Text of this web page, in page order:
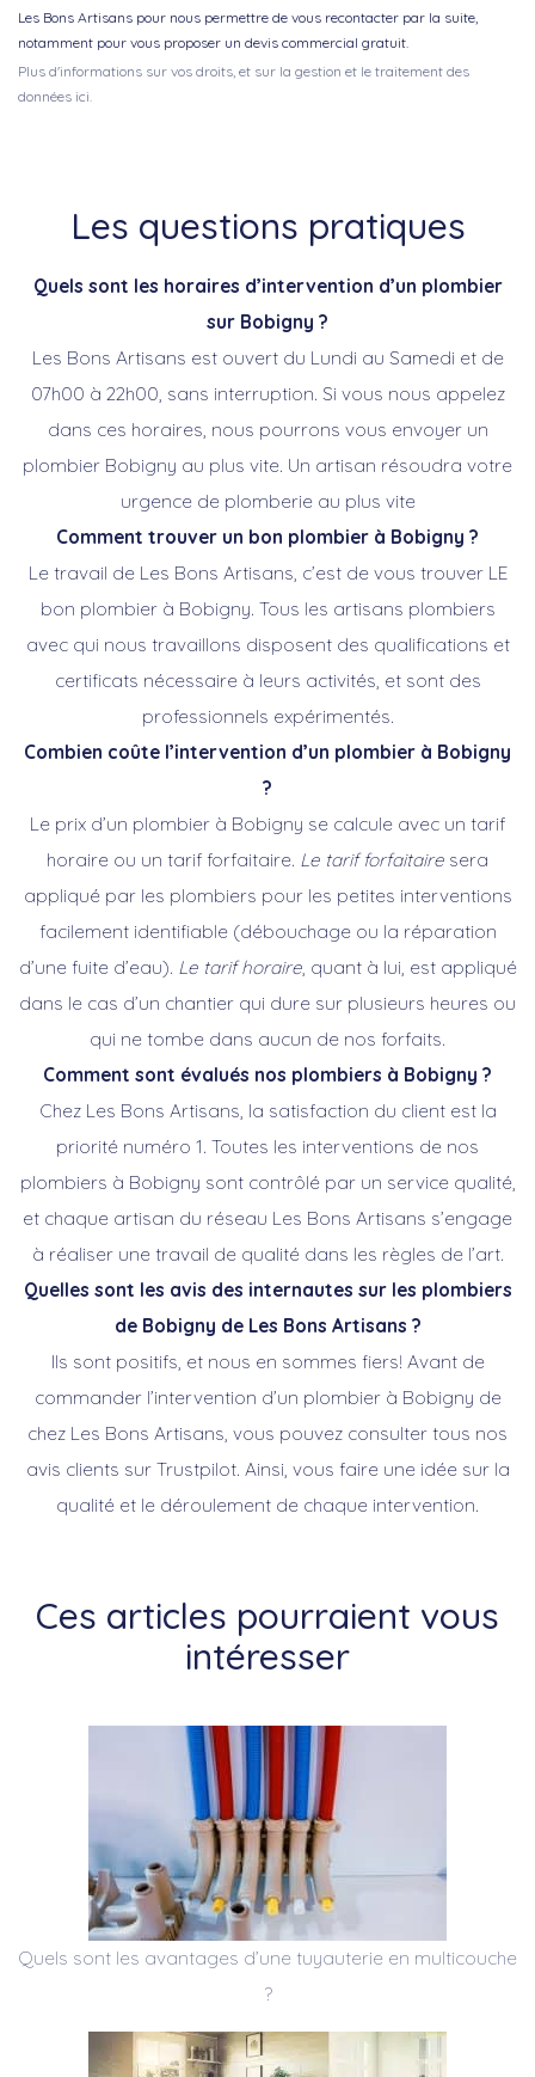
Les Bons Artisans pour nous permettre de vous recontacter par la suite,
notamment pour vous proposer un devis commercial gratuit.
Plus d'informations sur vos droits, et sur la gestion et le traitement des
données ici.
Les questions pratiques
Quels sont les horaires d’intervention d’un plombier
sur Bobigny ?
Les Bons Artisans est ouvert du Lundi au Samedi et de
07h00 à 22h00, sans interruption. Si vous nous appelez
dans ces horaires, nous pourrons vous envoyer un
plombier Bobigny au plus vite. Un artisan résoudra votre
urgence de plomberie au plus vite
Comment trouver un bon plombier à Bobigny ?
Le travail de Les Bons Artisans, c’est de vous trouver LE
bon plombier à Bobigny. Tous les artisans plombiers
avec qui nous travaillons disposent des qualifications et
certificats nécessaire à leurs activités, et sont des
professionnels expérimentés.
Combien coûte l’intervention d’un plombier à Bobigny
?
Le prix d’un plombier à Bobigny se calcule avec un tarif
horaire ou un tarif forfaitaire. Le tarif forfaitaire sera
appliqué par les plombiers pour les petites interventions
facilement identifiable (débouchage ou la réparation
d’une fuite d’eau). Le tarif horaire, quant à lui, est appliqué
dans le cas d’un chantier qui dure sur plusieurs heures ou
qui ne tombe dans aucun de nos forfaits.
Comment sont évalués nos plombiers à Bobigny ?
Chez Les Bons Artisans, la satisfaction du client est la
priorité numéro 1. Toutes les interventions de nos
plombiers à Bobigny sont contrôlé par un service qualité,
et chaque artisan du réseau Les Bons Artisans s’engage
à réaliser une travail de qualité dans les règles de l’art.
Quelles sont les avis des internautes sur les plombiers
de Bobigny de Les Bons Artisans ?
Ils sont positifs, et nous en sommes fiers! Avant de
commander l’intervention d’un plombier à Bobigny de
chez Les Bons Artisans, vous pouvez consulter tous nos
avis clients sur Trustpilot. Ainsi, vous faire une idée sur la
qualité et le déroulement de chaque intervention.
Ces articles pourraient vous
intéresser
Quels sont les avantages d’une tuyauterie en multicouche
?